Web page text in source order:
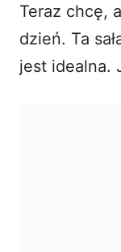
Teraz chcę,
dzień. Ta
jest idealna.